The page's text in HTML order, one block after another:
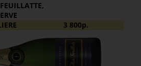
3 800р.